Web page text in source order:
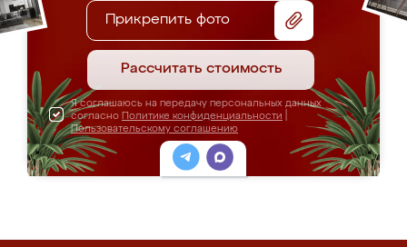
Прикрепить фото
Рассчитать стоимость
Я соглашаюсь на передачу персональных данных
согласно Политике конфиденциальности
Пользовательскому соглашению